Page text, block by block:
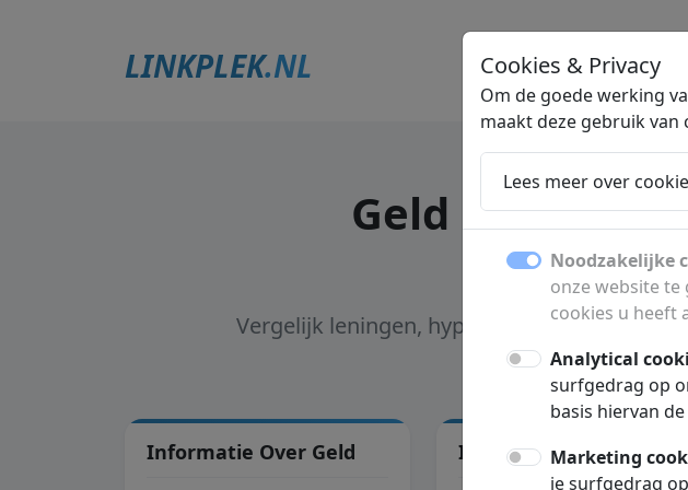
LINKPLEK.NL
Geld lenen
Vergelijk leningen, hypothecaire kredieten
en
Informatie Over Geld Informatie Over
Cookies & Privacy
Om de goede werking
maakt deze gebruik van
Lees meer over
Noodzakelijke
onze website te
cookies u heeft
Analytical
surfgedrag op
basis hiervan
Marketing
je surfgedrag